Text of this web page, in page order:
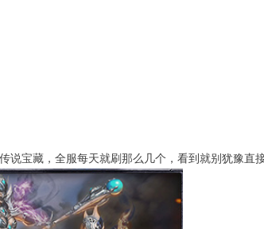
说宝藏，全服每天就刷那么几个，看到就别犹豫直